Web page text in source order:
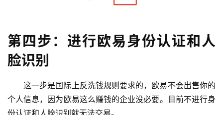
第四步：进行欧易身份认证和人
脸识别
这一步是国际上反洗钱规则要求的，欧易不会出售你的
个人信息，因为欧易这么赚钱的企业没必要。目前不进行身